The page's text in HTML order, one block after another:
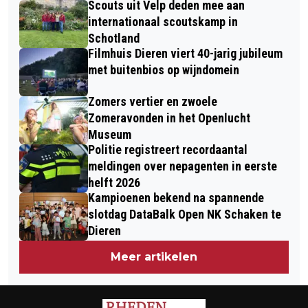
KONDIGT FAMILIEVOORSTELLINGEN
AAN
Scouts uit Velp deden mee aan
internationaal scoutskamp in
Schotland
Filmhuis Dieren viert 40-jarig jubileum
met buitenbios op wijndomein
Zomers vertier en zwoele
Zomeravonden in het Openlucht
Museum
Politie registreert recordaantal
meldingen over nepagenten in eerste
helft 2026
Kampioenen bekend na spannende
slotdag DataBalk Open NK Schaken te
Dieren
Meer artikelen